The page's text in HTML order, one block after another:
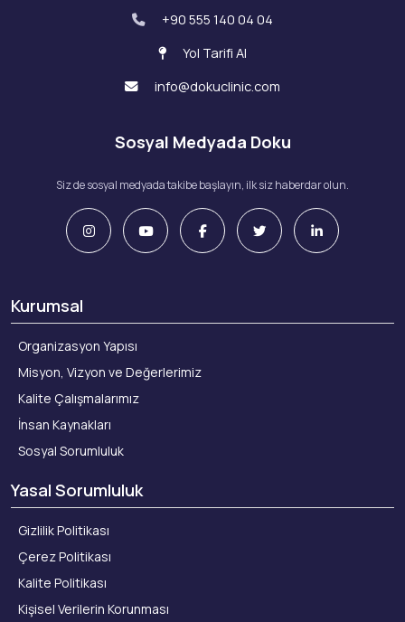
+90 555 140 04 04
Yol Tarifi Al
info@dokuclinic.com
Sosyal Medyada Doku
Siz de sosyal medyada takibe başlayın, ilk siz haberdar olun.
Kurumsal
Organizasyon Yapısı
Misyon, Vizyon ve Değerlerimiz
Kalite Çalışmalarımız
İnsan Kaynakları
Sosyal Sorumluluk
Yasal Sorumluluk
Gizlilik Politikası
Çerez Politikası
Kalite Politikası
Kişisel Verilerin Korunması